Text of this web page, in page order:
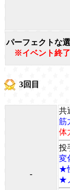
パーフェクトな
※イベント終了
3回目
-
共
筋
体
投
変
★
★